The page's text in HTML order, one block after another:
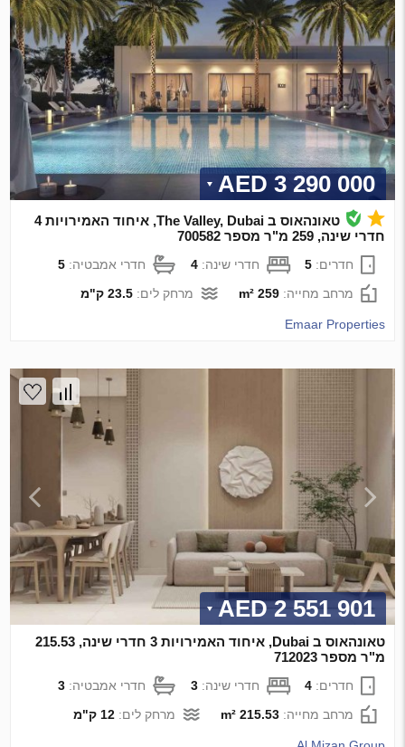
3 290 000 AED
טאונהאוס ב The Valley, Dubai, איחוד האמירויות 4
חדרי שינה, 259 מ"ר מספר 700582
חדרים:5 חדרי שינה:4 חדרי אמבטיה:5
מרחב מחייה:259 m² מרחק לים:23.5 ק"מ
Emaar Properties
2 551 901 AED
טאונהאוס ב Dubai, איחוד האמירויות 3 חדרי שינה, 215.53
מ"ר מספר 712023
חדרים:4 חדרי שינה:3 חדרי אמבטיה:3
מרחב מחייה:215.53 m² מרחק לים:12 ק"מ